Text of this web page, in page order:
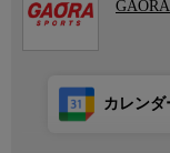
カレンダ